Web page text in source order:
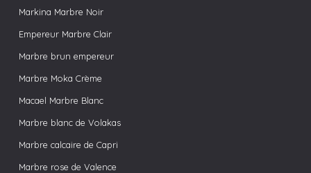
Markina Marbre Noir
Empereur Marbre Clair
Marbre brun empereur
Marbre Moka Crème
Macael Marbre Blanc
Marbre blanc de Volakas
Marbre calcaire de Capri
Marbre rose de Valence